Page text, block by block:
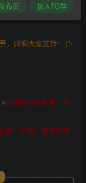
，感谢大家支持~ (*/
网站近期改版关于解
读∴下载、解压及安
布页 加入TG群